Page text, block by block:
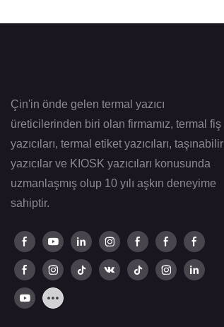
Çin'in önde gelen termal yazıcı
üreticilerinden biri olan firmamız, termal fiş
yazıcıları, termal etiket yazıcıları, taşınabilir
yazıcılar ve KIOSK yazıcıları konusunda
uzmanlaşmış olup 10 yılı aşkın deneyime
sahiptir.